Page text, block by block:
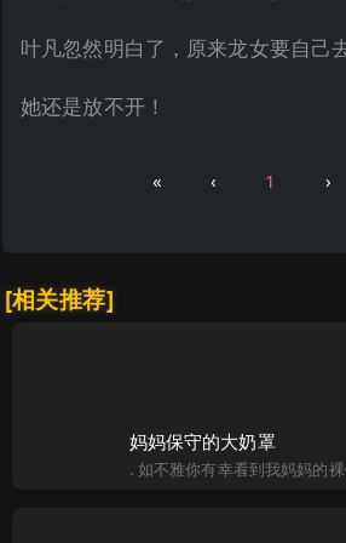
叶凡忽然明白了，原来龙女要自己
她还是放不开！
« ‹ 1 ›
[相关推荐]
妈妈保守的大奶罩